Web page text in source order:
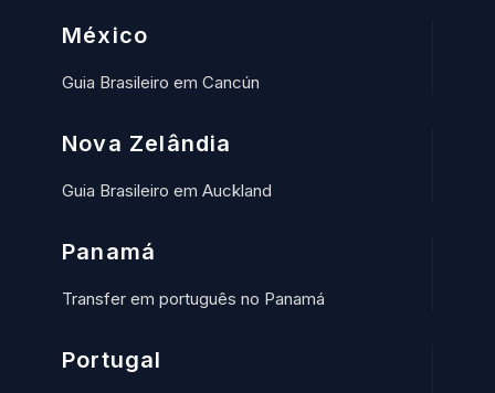
México
Guia Brasileiro em Cancún
Nova Zelândia
Guia Brasileiro em Auckland
Panamá
Transfer em português no Panamá
Portugal